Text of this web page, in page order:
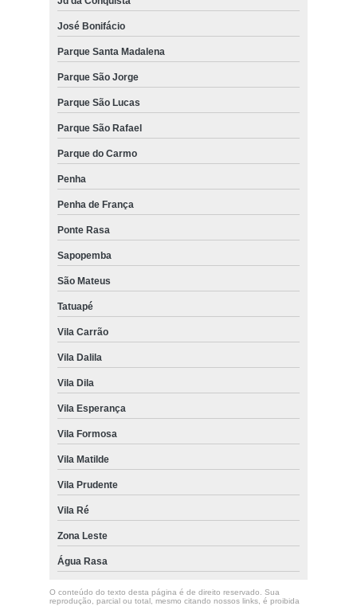
José Bonifácio
Parque Santa Madalena
Parque São Jorge
Parque São Lucas
Parque São Rafael
Parque do Carmo
Penha
Penha de França
Ponte Rasa
Sapopemba
São Mateus
Tatuapé
Vila Carrão
Vila Dalila
Vila Dila
Vila Esperança
Vila Formosa
Vila Matilde
Vila Prudente
Vila Ré
Zona Leste
Água Rasa
O conteúdo do texto desta página é de direito reservado. Sua
reprodução, parcial ou total, mesmo citando nossos links, é proibida